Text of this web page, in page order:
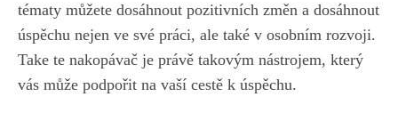
tématy můžete dosáhnout pozitivních změn a dosáhnout
úspěchu ⁢nejen⁤ ve ‍své práci, ⁢ale také v osobním rozvoji.
Take te nakopávač ​je⁢ právě takovým nástrojem, který‍
vás⁣ může podpořit na vaší cestě k úspěchu.